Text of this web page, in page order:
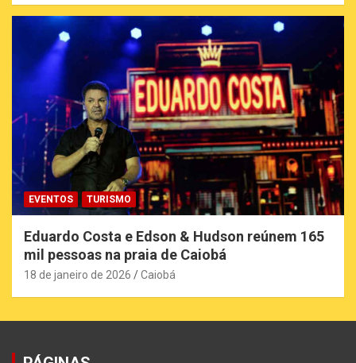
EVENTOS TURISMO
Eduardo Costa e Edson & Hudson reúnem 165
mil pessoas na praia de Caiobá
18 de janeiro de 2026 Caiobá